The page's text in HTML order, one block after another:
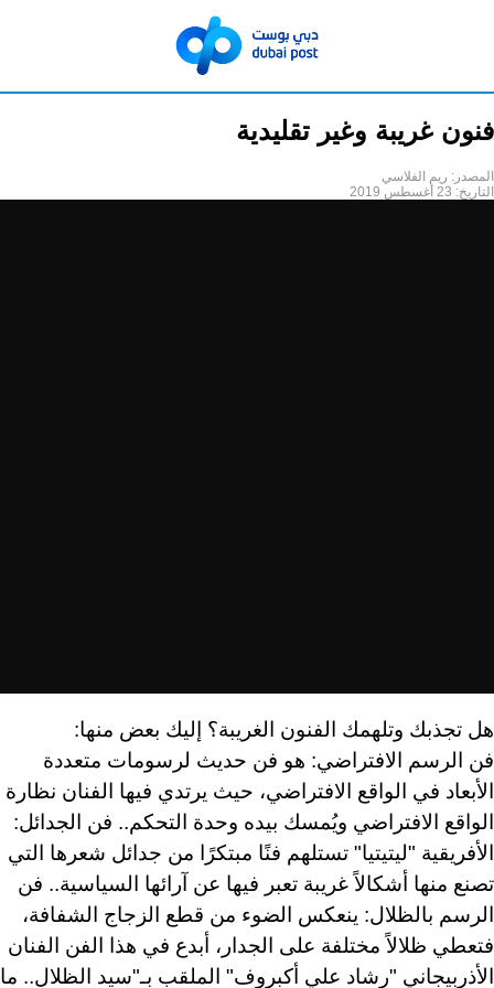
فنون غريبة وغير تقليدية
المصدر: ريم الفلاسي
التاريخ: 23 أغسطس 2019
هل تجذبك وتلهمك الفنون الغريبة؟ إليك بعض منها:
فن الرسم الافتراضي: هو فن حديث لرسومات متعددة
الأبعاد في الواقع الافتراضي، حيث يرتدي فيها الفنان نظارة
الواقع الافتراضي ويُمسك بيده وحدة التحكم.. فن الجدائل:
الأفريقية "ليتيتيا" تستلهم فنًا مبتكرًا من جدائل شعرها التي
تصنع منها أشكالاً غريبة تعبر فيها عن آرائها السياسية.. فن
الرسم بالظلال: ينعكس الضوء من قطع الزجاج الشفافة،
فتعطي ظلالاً مختلفة على الجدار، أبدع في هذا الفن الفنان
الأذربيجاني "رشاد علي أكبروف" الملقب بـ"سيد الظلال.. ما